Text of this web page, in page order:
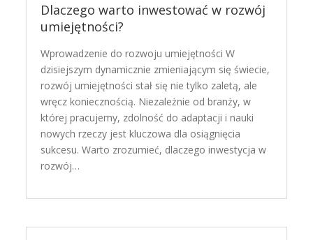
Dlaczego warto inwestować w rozwój
umiejętności?
Wprowadzenie do rozwoju umiejętności W
dzisiejszym dynamicznie zmieniającym się świecie,
rozwój umiejętności stał się nie tylko zaletą, ale
wręcz koniecznością. Niezależnie od branży, w
której pracujemy, zdolność do adaptacji i nauki
nowych rzeczy jest kluczowa dla osiągnięcia
sukcesu. Warto zrozumieć, dlaczego inwestycja w
rozwój…